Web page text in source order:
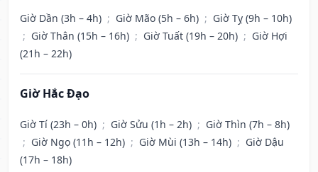
Giờ Dần (3h – 4h) ; Giờ Mão (5h – 6h) ; Giờ Tỵ (9h – 10h)
; Giờ Thân (15h – 16h) ; Giờ Tuất (19h – 20h) ; Giờ Hợi
(21h – 22h)
Giờ Hắc Đạo
Giờ Tí (23h – 0h) ; Giờ Sửu (1h – 2h) ; Giờ Thìn (7h – 8h)
; Giờ Ngọ (11h – 12h) ; Giờ Mùi (13h – 14h) ; Giờ Dậu
(17h – 18h)